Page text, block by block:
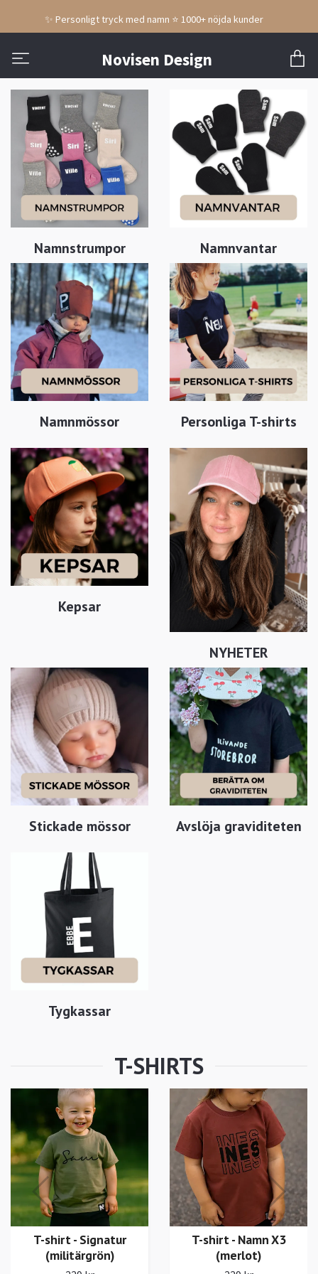
✨ Personligt tryck med namn ⭐ 1000+ nöjda kunder
Novisen Design
Namnstrumpor Namnvantar
Namnmössor Personliga T-shirts
Kepsar
NYHETER
Stickade mössor Avslöja graviditeten
Tygkassar
T-shirt - Namn X3
(merlot)
T-shirt - Signatur
(merlot)
229 kr